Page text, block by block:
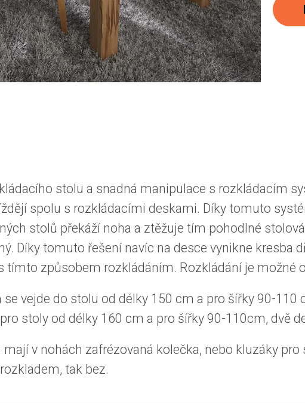
cena:
stolu a snadná manipulace s rozkládacím
spolu s rozkládacími deskami. Díky tomuto
stolů překáží noha a ztěžuje tím pohodlné
Díky tomuto řešení navíc na desce vynikne
tímto způsobem rozkládáním. Rozkládání je možné
se vejde do stolu od délky 150 cm a pro šířky 90-
stoly od délky 160 cm a pro šířky 90-110cm, dvě
v nohách zafrézovaná kolečka, nebo kluzáky
tak bez.